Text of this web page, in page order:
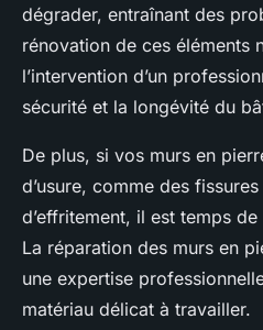
dégrader, entraînant des
rénovation de ces éléments
l’intervention d’un
sécurité et la longévité du
De plus, si vos murs en
d’usure, comme des
d’effritement, il est temps
La réparation des murs en
une expertise
matériau délicat à travailler.